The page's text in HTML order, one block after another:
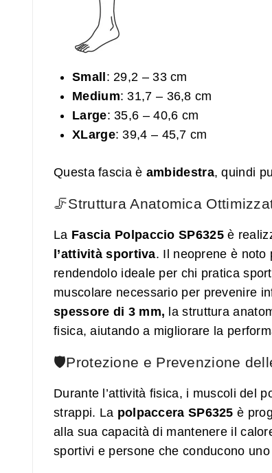
Small: 29,2 – 33 cm
Medium: 31,7 – 36,8 cm
Large: 35,6 – 40,6 cm
XLarge: 39,4 – 45,7 cm
Questa fascia è ambidestra, quindi
🦵Struttura Anatomica
La Fascia Polpaccio SP6325è
l’attività sportiva. Il neoprene è
rendendolo ideale per chi pratica
muscolare necessario per prevenire
spessore di 3 mm, la struttura
fisica, aiutando a migliorare la
🛡️Protezione e Prevenzione
Durante l’attività fisica, i muscoli del
strappi. La polpaccera SP6325è
alla sua capacità di mantenere il
sportivi e persone che conducono